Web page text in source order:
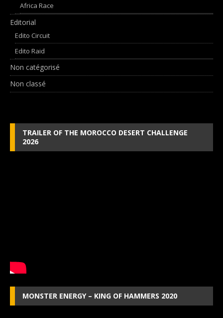
Africa Race
Editorial
Edito Circuit
Edito Raid
Non catégorisé
Non classé
TRAILER OF THE MOROCCO DESERT CHALLENGE
2026
MONSTER ENERGY – KING OF HAMMERS 2020